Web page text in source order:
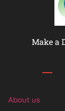
Make a
About us